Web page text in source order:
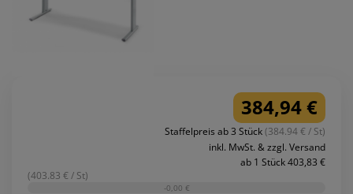
384,94 €
Staffelpreis ab 3 Stück(384.94 € / St)
inkl. MwSt. & zzgl. Versand
ab 1 Stück 403,83 €
(403.83 € / St)
-0,00 €